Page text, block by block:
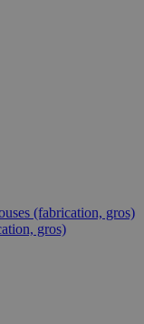
(fabrication, gros)
gros)